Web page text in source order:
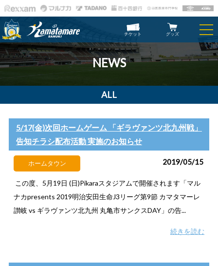
チケット グッズ
NEWS
ALL
5/17(金)次回ホームゲーム 「ギラヴァンツ北九州戦」
告知チラシ配布活動 実施のお知らせ
ホームタウン 2019/05/15
この度、5月19日 (日)Pikaraスタジアムで開催されます「マル
ナカpresents 2019明治安田生命J3リーグ第9節 カマタマーレ
讃岐 vs ギラヴァンツ北九州 丸亀市サンクスDAY」の告...
続きを読む